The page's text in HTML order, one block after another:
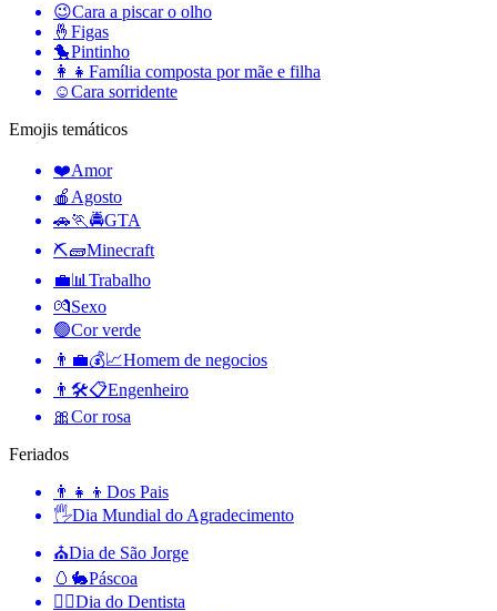
😉Cara a piscar o olho
🤞 Figas
🐤Pintinho
👩‍👧 Família composta por mãe e filha
☺️Cara sorridente
Emojis temáticos
❤️Amor
🍎 Agosto
🚗🏃🚔GTA
⛏🧱Minecraft
💼📊 Trabalho
💏Sexo
🟢Cor verde
👨‍💼💰📈Homem de negocios
👨🛠📋Engenheiro
🎀Cor rosa
Feriados
👨‍👧‍👦 Dos Pais
🖐Dia Mundial do Agradecimento
⛪️Dia de São Jorge
🥚🐇Páscoa
👨‍⚕️Dia do Dentista